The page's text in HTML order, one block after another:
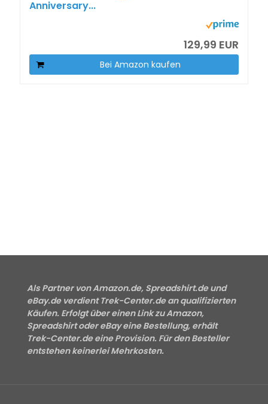
Anniversary...
129,99 EUR
Bei Amazon kaufen
Als Partner von Amazon.de, Spreadshirt.de und
eBay.de verdient Trek-Center.de an qualifizierten
Käufen. Erfolgt über einen Link zu Amazon,
Spreadshirt oder eBay eine Bestellung, erhält
Trek-Center.de eine Provision. Für den Besteller
entstehen keinerlei Mehrkosten.